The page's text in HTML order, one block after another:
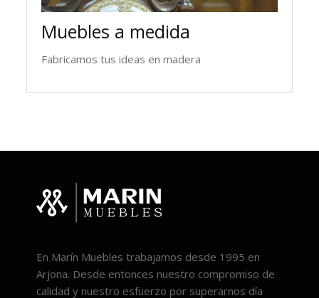
Muebles a medida
Fabricamos tus ideas en madera
En Marín Muebles trabajamos desde 1995 en
Arjona. Desde entonces nuestro compromiso de
calidad y nuestro esfuerzo por superarnos día